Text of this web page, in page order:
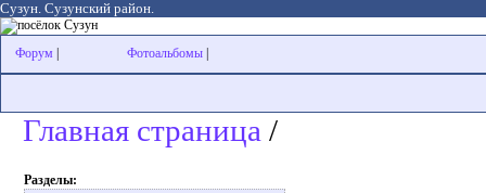
Сузун. Сузунский район.
Форум Фотоальбомы
Главная страница /
Разделы: